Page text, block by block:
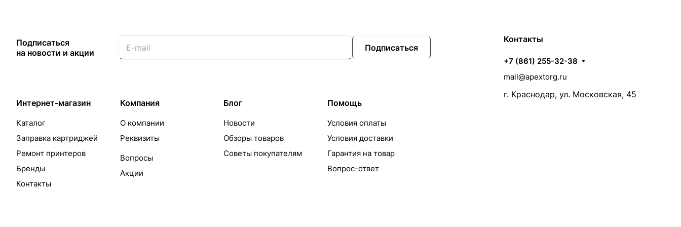
Подписаться
на новости и акции
Подписаться
Интернет-магазин
Каталог
Заправка картриджей
Ремонт принтеров
Бренды
Контакты
Компания
О компании
Реквизиты
Вопросы
Акции
Блог
Новости
Обзоры товаров
Советы покупателям
Помощь
Условия оплаты
Условия доставки
Гарантия на товар
Вопрос-ответ
Контакты
+7 (861) 255-32-38
mail@apextorg.ru
г. Краснодар, ул. Московская, 45